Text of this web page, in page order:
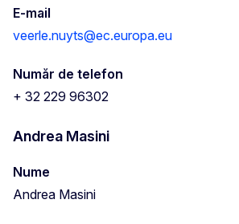
E-mail
veerle.nuyts@ec.europa.eu
Număr de telefon
+ 32 229 96302
Andrea Masini
Nume
Andrea Masini